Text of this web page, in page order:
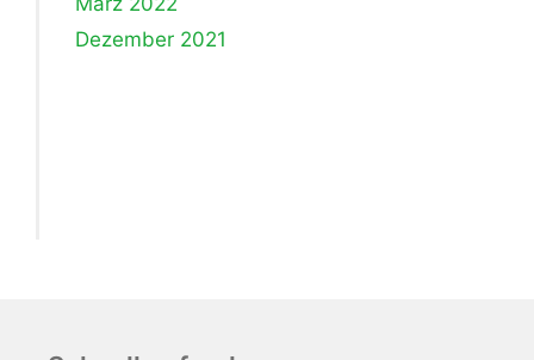
Dezember 2021